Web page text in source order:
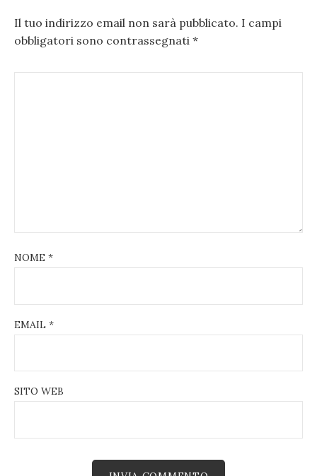
Il tuo indirizzo email non sarà pubblicato. I campi
obbligatori sono contrassegnati *
NOME *
EMAIL *
SITO WEB